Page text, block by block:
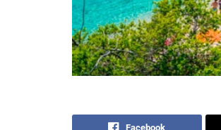
Facebook